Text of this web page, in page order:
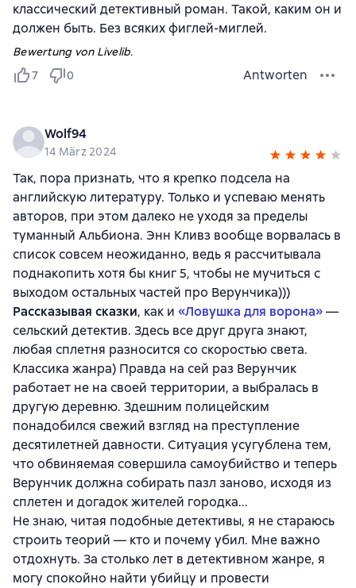
классический детективный роман. Такой, каким он и
должен быть. Без всяких фиглей-миглей.
Bewertung von Livelib.
7
0 Antworten
Wolf94
14 März 2024
Так, пора признать, что я крепко подсела на
английскую литературу. Только и успеваю менять
авторов, при этом далеко не уходя за пределы
туманный Альбиона. Энн Кливз вообще ворвалась в
список совсем неожиданно, ведь я рассчитывала
поднакопить хотя бы книг 5, чтобы не мучиться с
выходом остальных частей про Верунчика)))
Рассказывая сказки, как и «Ловушка для ворона»—
сельский детектив. Здесь все друг друга знают,
любая сплетня разносится со скоростью света.
Классика жанра) Правда на сей раз Верунчик
работает не на своей территории, а выбралась в
другую деревню. Здешним полицейским
понадобился свежий взгляд на преступление
десятилетней давности. Ситуация усугублена тем,
что обвиняемая совершила самоубийство и теперь
Верунчик должна собирать пазл заново, исходя из
сплетен и догадок жителей городка...
Не знаю, читая подобные детективы, я не стараюсь
строить теорий — кто и почему убил. Мне важно
отдохнуть. За столько лет в детективном жанре, я
могу спокойно найти убийцу и провести